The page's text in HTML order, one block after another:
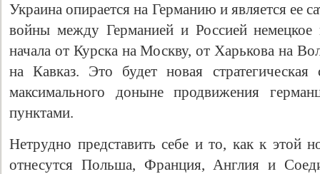
Украина опирается на Германию и является ее
войны между Германией и Россией немецкое
начала от Курска на Москву, от Харькова на
на Кавказ. Это будет новая
максимального доныне продвижения
пунктами.
Нетрудно представить себе и то, как к этой
отнесутся Польша, Франция, Англия и